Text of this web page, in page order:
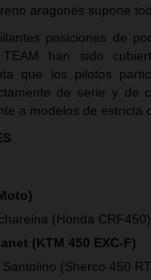
aragonés supone
posiciones de
han sido
que los pilotos
de serie y de
a modelos de estricta
(Honda CRF450)
(KTM 450 EXC-F)
(Sherco 450